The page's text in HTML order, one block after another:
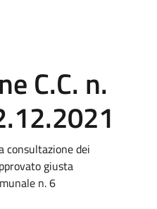
C.C. n.
consultazione dei
giusta
n. 6